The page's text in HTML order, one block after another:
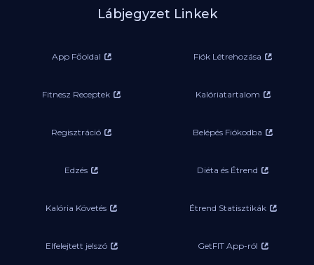
Lábjegyzet Linkek
App Főoldal Fiók Létrehozása
Fitnesz Receptek Kalóriatartalom
Regisztráció Belépés Fiókodba
Edzés Diéta és Étrend
Kalória Követés Étrend Statisztikák
Elfelejtett jelszó GetFIT App-ról